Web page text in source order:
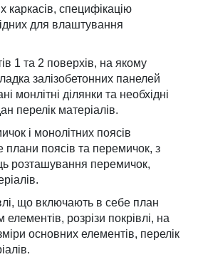
каркасів, специфікацію
для влаштування
1 та 2 поверхів, на якому
залізобетонних панелей
монлітні ділянки та необхідні
перелік матеріалів.
і монолітних поясів
плани поясів та перемичок, з
розташування перемичок,
що включають в себе план
елементів, розрізи покрівлі, на
основних елементів, перелік